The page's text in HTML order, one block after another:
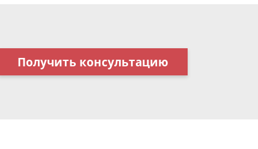
Получить консультацию